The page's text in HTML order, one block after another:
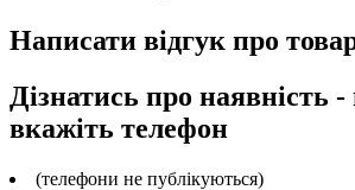
Написати відгук про
Дізнатись про наявність -
вкажіть телефон
(телефони не публікуються)